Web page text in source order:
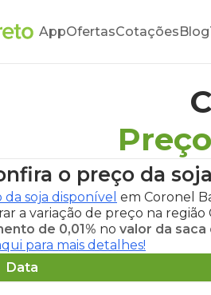
AppOfertasCotaçõesBlog
o preço da
soja disponível em Coronel
a variação de preço na
de 0,01% no valor da saca
para mais detalhes!
Data